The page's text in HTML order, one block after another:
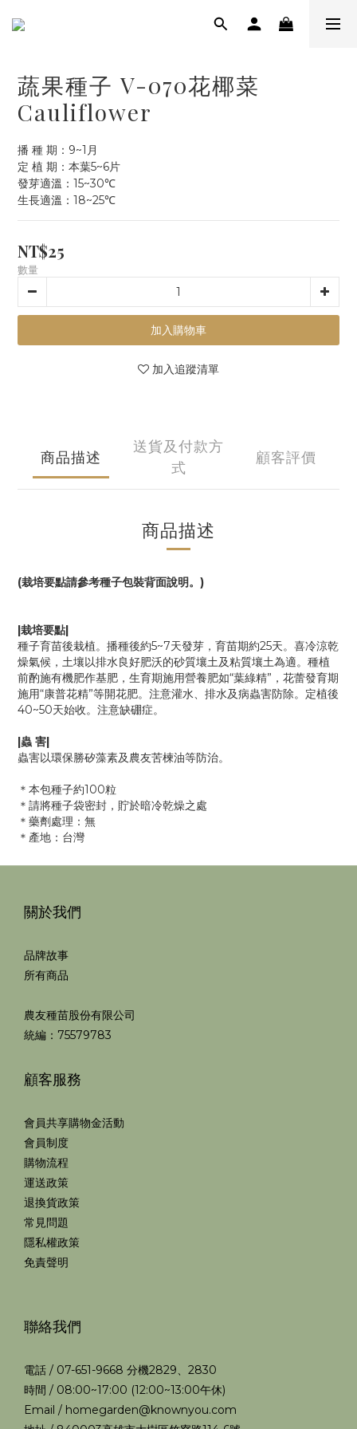
蔬果種子 V-070花椰菜
Cauliflower
播 種 期：9~1月
定 植 期：本葉5~6片
發芽適溫：15~30℃
生長適溫：18~25℃
NT$25
數量
加入購物車
加入追蹤清單
商品描述
送貨及付款方
式
顧客評價
商品描述
(栽培要點請參考種子包裝背面說明。)
|栽培要點|
種子育苗後栽植。播種後約5~7天發芽，育苗期約25天。喜冷涼乾
燥氣候，土壤以排水良好肥沃的砂質壤土及粘質壤土為適。種植
前酌施有機肥作基肥，生育期施用營養肥如“葉綠精”，花蕾發育期
施用“康普花精”等開花肥。注意灌水、排水及病蟲害防除。定植後
40~50天始收。注意缺硼症。
|蟲 害|
蟲害以環保勝矽藻素及農友苦楝油等防治。
＊本包種子約100粒
＊請將種子袋密封，貯於暗冷乾燥之處
＊藥劑處理：無
＊產地：台灣
關於我們
品牌故事
所有商品
農友種苗股份有限公司
統編：75579783
顧客服務
會員共享購物金活動
會員制度
購物流程
運送政策
退換貨政策
常見問題
隱私權政策
免責聲明
聯絡我們
電話 / 07-651-9668 分機2829、2830
時間 / 08:00~17:00 (12:00~13:00午休)
Email / homegarden@knownyou.com